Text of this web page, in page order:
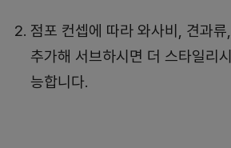
점포 컨셉에 따라 와사비, 견과
추가해 서브하시면 더 스타일리
능합니다.